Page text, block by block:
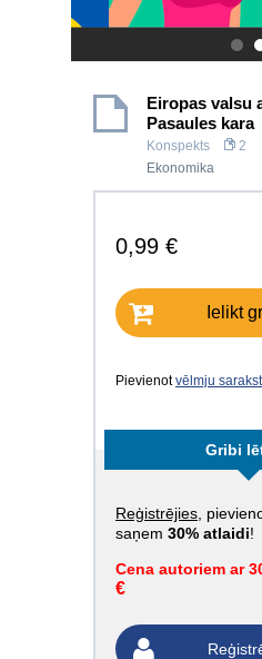
.
Eiropas valsu
Pasaules kara
Konspekts 2
Ekonomika
0,99 €
Ielikt
Pievienotvēlmju
Gribi
Reģistrējies ,
saņem 30% atlaidi!
Cena autoriem ar
€